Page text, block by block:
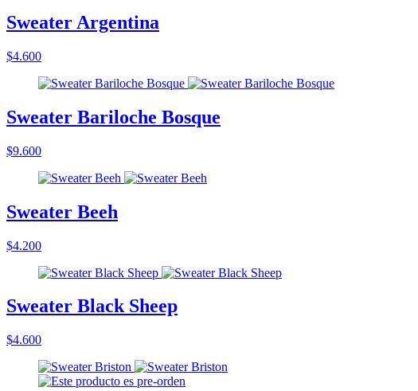
Sweater Argentina
$4.600
Sweater Bariloche Bosque
$9.600
Sweater Beeh
$4.200
Sweater Black Sheep
$4.600